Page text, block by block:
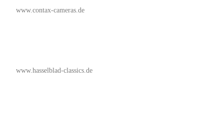
www.contax-cameras.de
www.hasselblad-classics.de